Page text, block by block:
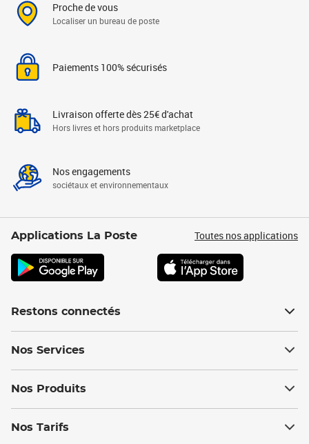
Proche de vous
Localiser un bureau de poste
Paiements 100% sécurisés
Livraison offerte dès 25€ d'achat
Hors livres et hors produits marketplace
Nos engagements
sociétaux et environnementaux
Applications La Poste Toutes nos applications
Restons connectés
Nos Services
Nos Produits
Nos Tarifs